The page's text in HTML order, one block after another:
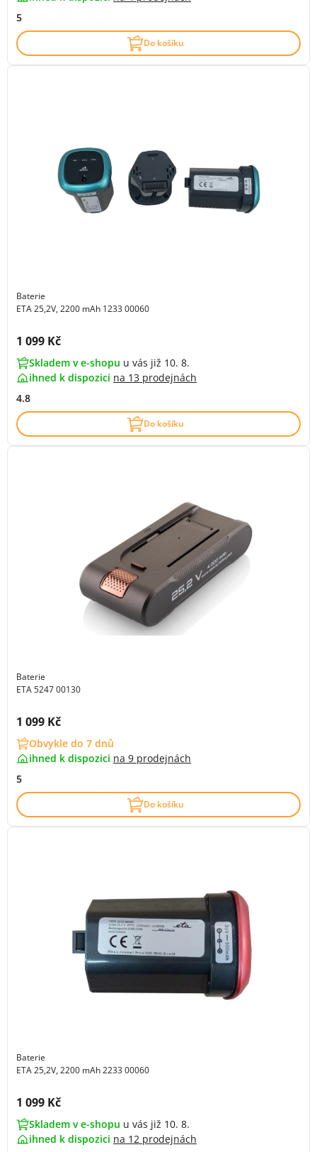
5
Do košíku
Baterie
ETA 25,2V, 2200 mAh 1233 00060
Cena s DPH:
1 099 Kč
Skladem v e-shopu u vás již 10. 8.
ihned k dispozici na 13 prodejnách
4.8
Do košíku
Baterie
ETA 5247 00130
Cena s DPH:
1 099 Kč
Obvykle do 7 dnů
ihned k dispozici na 9 prodejnách
5
Do košíku
Baterie
ETA 25,2V, 2200 mAh 2233 00060
Cena s DPH:
1 099 Kč
Skladem v e-shopu u vás již 10. 8.
ihned k dispozici na 12 prodejnách